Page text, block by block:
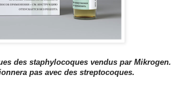
des staphylocoques vendus par Mikrogen.
pas avec des streptocoques.